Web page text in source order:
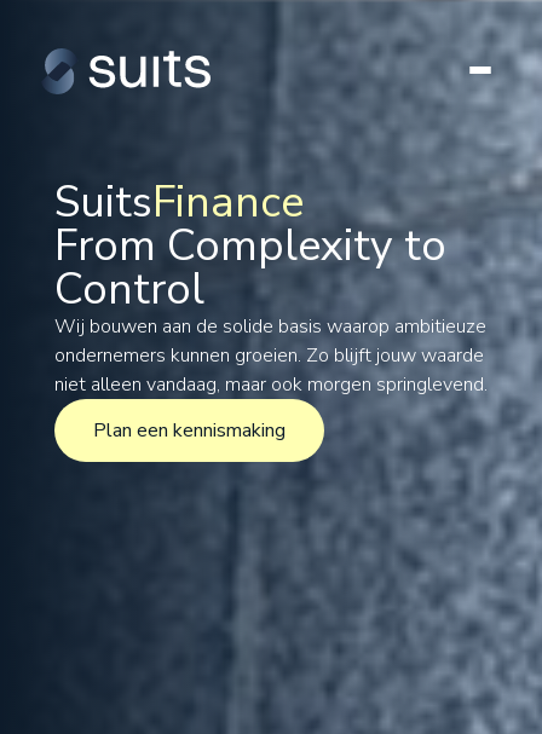
SuitsFinance
Tax
Legal
Formations
International
Projects
From Complexity to
Control
Wij bouwen aan de solide basis waarop ambitieuze
ondernemers kunnen groeien. Zo blijft jouw waarde
niet alleen vandaag, maar ook morgen springlevend.
Plan een kennismaking